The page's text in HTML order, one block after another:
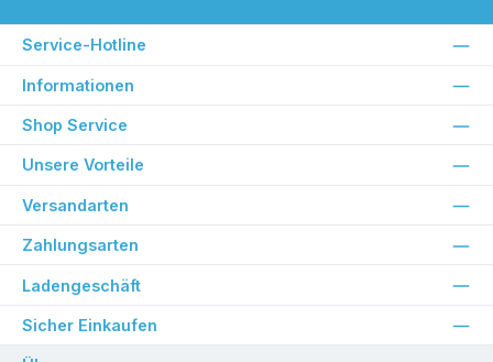
Service-Hotline
Informationen
Shop Service
Unsere Vorteile
Versandarten
Zahlungsarten
Ladengeschäft
Sicher Einkaufen